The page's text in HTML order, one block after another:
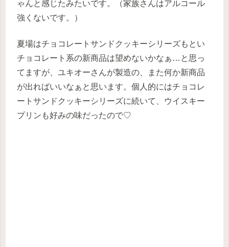
ゃんと感じたみたいです。（家族さんはアルコール
強くないです。）
夏場はチョコレートサンドクッキーシリーズもとい
チョコレート系の新商品は望めないかなぁ…と思っ
てますが、ユキオーさんが製造の、また何か新商品
が出ればいいなぁと思います。個人的にはチョコレ
ートサンドクッキーシリーズに続いて、ウイスキー
プリンも好みの味だったので♡